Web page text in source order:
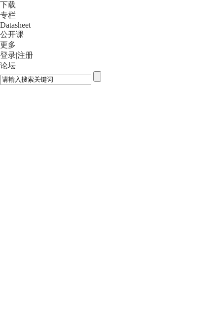
下载
专栏
Datasheet
公开课
更多
登录|注册
论坛